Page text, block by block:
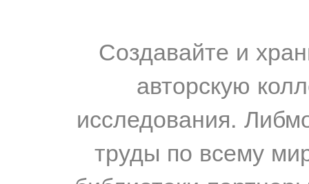
Создавайте и
авторскую
исследования.
труды по всему